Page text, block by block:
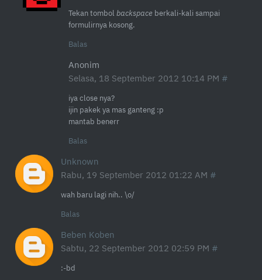
Tekan tombol backspace berkali-kali sampai
formulirnya kosong.
Balas
Anonim
Selasa, 18 September 2012 10:14 PM
iya close nya?
ijin pakek ya mas ganteng :p
mantab benerr
Balas
Unknown
Rabu, 19 September 2012 01:22 AM
wah baru lagi nih.. \o/
Balas
Beben Koben
Sabtu, 22 September 2012 02:59 PM
:-bd